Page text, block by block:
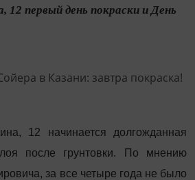
12 первый день покраски и День
12 начинается долгожданная
после грунтовки. По мнению
за все четыре года не было